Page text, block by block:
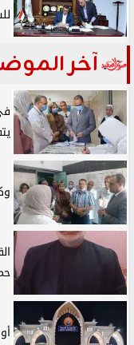
آخر